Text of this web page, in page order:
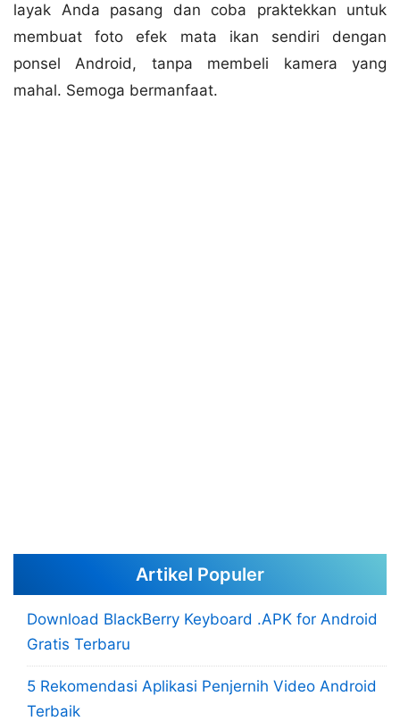
layak Anda pasang dan coba praktekkan untuk
membuat foto efek mata ikan sendiri dengan
ponsel Android, tanpa membeli kamera yang
mahal. Semoga bermanfaat.
Artikel Populer
Download BlackBerry Keyboard .APK for Android
Gratis Terbaru
5 Rekomendasi Aplikasi Penjernih Video Android
Terbaik